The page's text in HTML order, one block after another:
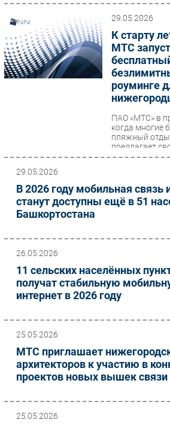
ПО
Outsourcing
Кадры
Регулирование
CIO/Управление ИТ
Гаджеты
Здоровье
Новости
Аналитика
Интервью
Мероприятия
Проекты
IT класс
Тестовый стенд
Каталог компаний
29.05.2026
К старту
МТС
роуминге
ПАО «МТС» в
когда многие
пляжный
предлагает
бесплатный
29.05.2026
В 2026 году мобильная связь
станут доступны ещё в 51
Башкортостана
26.05.2026
11 сельских населённых
получат стабильную
интернет в 2026 году
25.05.2026
МТС приглашает
архитекторов к участию в
проектов новых вышек связи
25.05.2026